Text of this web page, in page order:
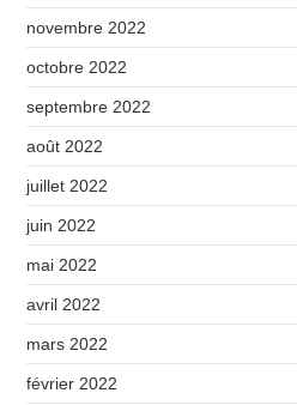
novembre 2022
octobre 2022
septembre 2022
août 2022
juillet 2022
juin 2022
mai 2022
avril 2022
mars 2022
février 2022